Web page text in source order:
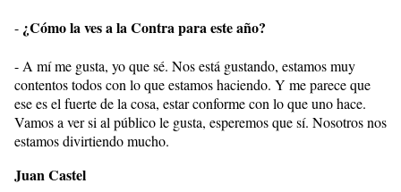
- ¿Cómo la ves a la Contra para este año?
- A mí me gusta, yo que sé. Nos está gustando, estamos muy
contentos todos con lo que estamos haciendo. Y me parece que
ese es el fuerte de la cosa, estar conforme con lo que uno hace.
Vamos a ver si al público le gusta, esperemos que sí. Nosotros nos
estamos divirtiendo mucho.
Juan Castel